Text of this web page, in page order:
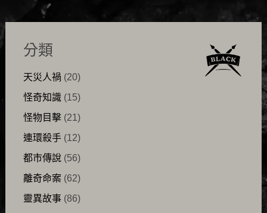
分類
天災人禍 (20)
怪奇知識(15)
怪物目擊(21)
連環殺手(12)
都市傳說(56)
離奇命案(62)
靈異故事(86)